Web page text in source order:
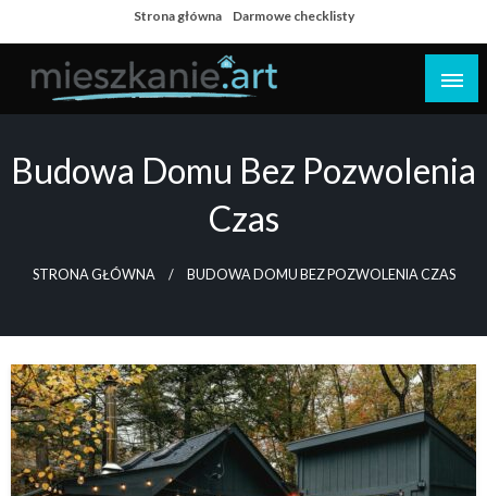
to
content
Strona główna Darmowe checklisty
Budowa Domu Bez Pozwolenia
Czas
STRONA GŁÓWNA BUDOWA DOMU BEZ POZWOLENIA CZAS